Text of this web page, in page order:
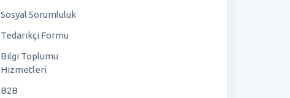
Sosyal Sorumluluk
Tedarikçi Formu
Bilgi Toplumu
Hizmetleri
B2B